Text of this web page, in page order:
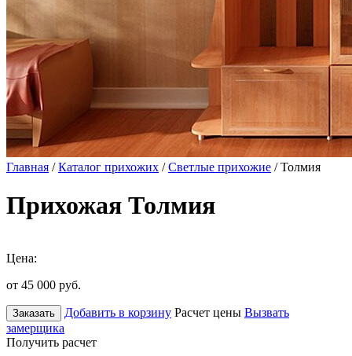
Главная /Каталог прихожих /Светлые прихожие / Толмия
Прихожая Толмия
Цена:
от 45 000 руб.
Заказать Добавить в корзину Расчет цены Вызвать
замерщика
Получить расчет